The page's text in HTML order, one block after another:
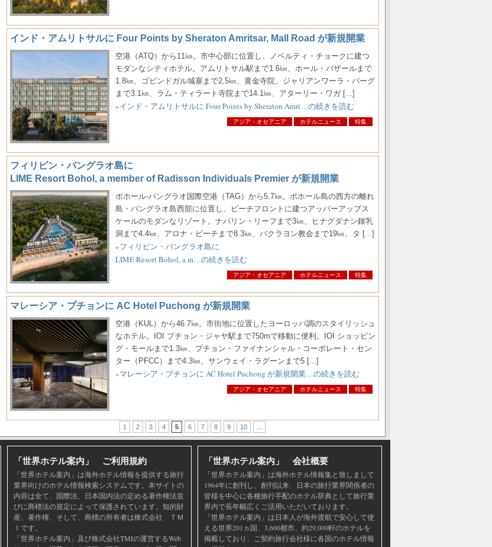
インド・アムリトサルに Four Points by Sheraton Amritsar, Mall Road が新規開業
空港（ATQ）から11㎞。市中心部に位置し、ノベルティ・チョークに建つ
モダンなシティホテル。アムリトサル駅まで1.6㎞、ホール・バザールまで
1.8㎞、ゴビンドガル城塞まで2.5㎞、黄金寺院、ジャリアンワーラ・バーグ
まで3.1㎞、ラム・ティラート寺院まで14.1㎞、アターリー・ワガ [...]
»インド・アムリトサルに Four Points by Sheraton Amri…の続きを読む
アジア・オセアニア ホテルニュース 特集
フィリピン・バングラオ島に
LIME Resort Bohol, a member of Radisson Individuals Premier が新規開業
ボホール-パングラオ国際空港（TAG）から5.7㎞。ボホール島の西方の離れ
島・パングラオ島西部に位置し、ビーチフロントに建つアッパーアップス
ケールのモダンなリゾート。ナパリン・リーフまで3㎞、ヒナグダナン鍾乳
洞まで4.4㎞、アロナ・ビーチまで8.3㎞、バクラヨン教会まで19㎞、タ [...]
»フィリピン・バングラオ島に
LIME Resort Bohol, a m…の続きを読む
アジア・オセアニア ホテルニュース 特集
マレーシア・プチョンに AC Hotel Puchong が新規開業
空港（KUL）から46.7㎞。市街地に位置したヨーロッパ調のスタイリッシュ
なホテル。IOI プチョン・ジャヤ駅まで750mで移動に便利。IOI ショッピン
グ・モールまで1.3㎞、プチョン・ファイナンシャル・コーポレート・セン
ター（PFCC）まで4.3㎞、サンウェイ・ラグーンまで5 [...]
»マレーシア・プチョンに AC Hotel Puchong が新規開業…の続きを読む
アジア・オセアニア ホテルニュース 特集
1 2 3 4 5 6 7 8 9 10
「世界ホテル案内」 ご利用規約
「世界ホテル案内」は海外ホテル情報を提供する旅行
業界向けのホテル情報検索システムです。本サイトの
内容は全て、国際法、日本国内法の定める著作権法並
びに商標法の規定によって保護されています。知的財
産、著作権、そして、商標の所有者は株式会社 ＴＭ
Ｉです。
「世界ホテル案内」及び株式会社TMIの運営するWeb
「世界ホテル案内」 会社概要
「世界ホテル案内」は海外ホテル情報集と致しまして
1964年に創刊し、創刊以来、日本の旅行業界関係者の
皆様を中心に各種旅行手配のホテル辞典として旅行業
界内で長年幅広くご活用いただいております。
「世界ホテル案内」は日本人が海外渡航で安心して使
える世界201ヵ国、3,600都市、約29,000軒のホテルを
掲載しており、ご契約旅行会社様に各国のホテル情報